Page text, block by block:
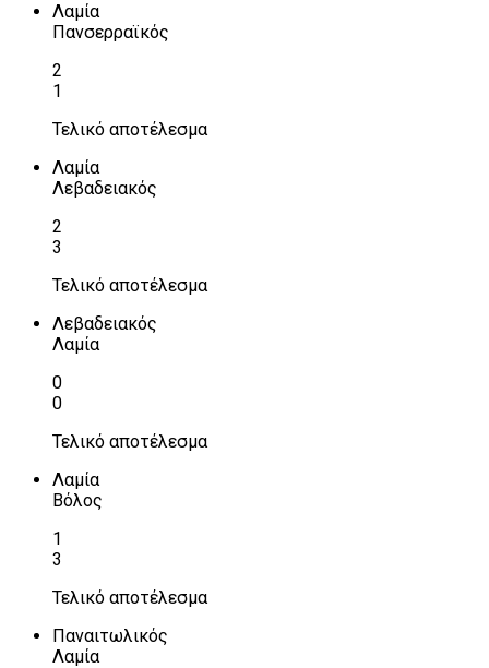
Λαμία
Πανσερραϊκός
2
1
Τελικό αποτέλεσμα
Λαμία
Λεβαδειακός
2
3
Τελικό αποτέλεσμα
Λεβαδειακός
Λαμία
0
0
Τελικό αποτέλεσμα
Λαμία
Βόλος
1
3
Τελικό αποτέλεσμα
Παναιτωλικός
Λαμία